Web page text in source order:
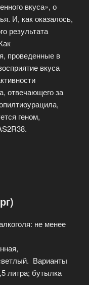
вкуса», о
И, как оказалось,
результата
проведенные в
вкуса
отвечающего за
геном,
не менее
Варианты
литра; бутылка